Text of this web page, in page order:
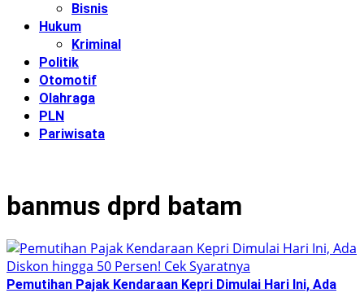
Bisnis
Hukum
Kriminal
Politik
Otomotif
Olahraga
PLN
Pariwisata
banmus dprd batam
Pemutihan Pajak Kendaraan Kepri Dimulai Hari Ini, Ada